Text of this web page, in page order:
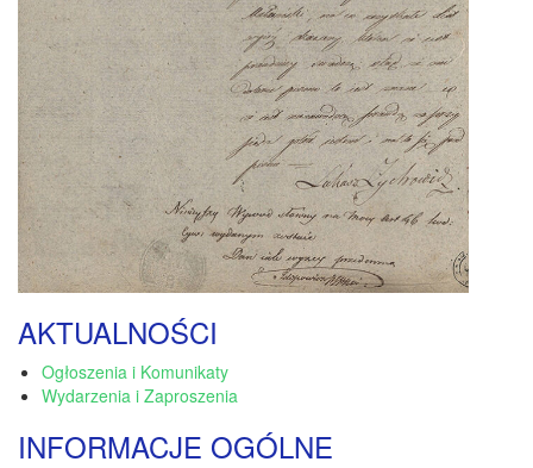
AKTUALNOŚCI
Ogłoszenia i Komunikaty
Wydarzenia i Zaproszenia
INFORMACJE OGÓLNE